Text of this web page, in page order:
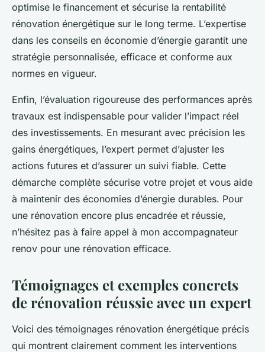
optimise le financement et sécurise la rentabilité
rénovation énergétique sur le long terme. L’expertise
dans les conseils en économie d’énergie garantit une
stratégie personnalisée, efficace et conforme aux
normes en vigueur.
Enfin, l’évaluation rigoureuse des performances après
travaux est indispensable pour valider l’impact réel
des investissements. En mesurant avec précision les
gains énergétiques, l’expert permet d’ajuster les
actions futures et d’assurer un suivi fiable. Cette
démarche complète sécurise votre projet et vous aide
à maintenir des économies d’énergie durables. Pour
une rénovation encore plus encadrée et réussie,
n’hésitez pas à faire appel à mon accompagnateur
renov pour une rénovation efficace.
Témoignages et exemples concrets
de rénovation réussie avec un expert
Voici des témoignages rénovation énergétique précis
qui montrent clairement comment les interventions